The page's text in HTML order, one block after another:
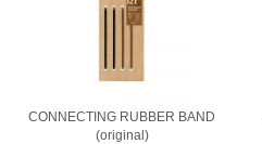
CONNECTING RUBBER BAND
(original)